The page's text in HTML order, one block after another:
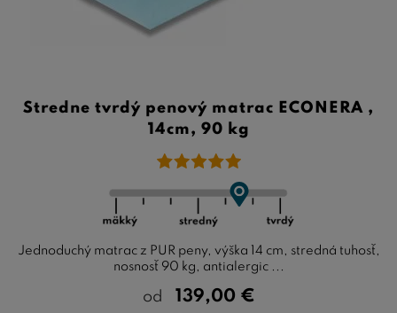
Stredne tvrdý penový matrac ECONERA ,
14cm, 90 kg
Jednoduchý matrac z PUR peny, výška 14 cm, stredná tuhosť,
nosnosť 90 kg, antialergic ...
od 139,00 €